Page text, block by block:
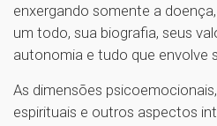
enxergando somente a
um todo, sua biografia, seus
autonomia e tudo que envolve
As dimensões
espirituais e outros aspectos